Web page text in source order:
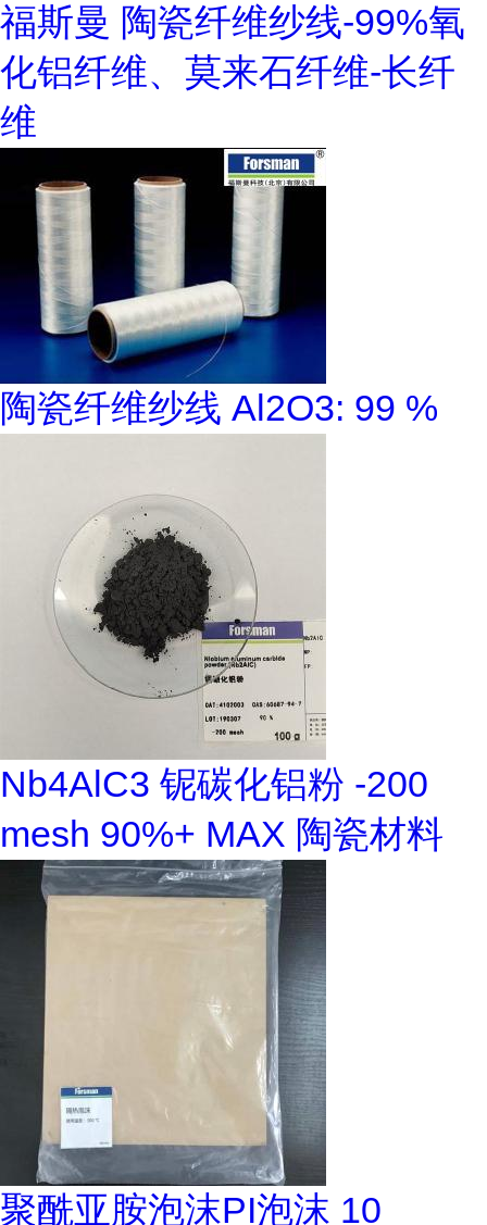
福斯曼 陶瓷纤维纱线-99%氧
化铝纤维、莫来石纤维-长纤
维
陶瓷纤维纱线 Al2O3: 99 %
Nb4AlC3 铌碳化铝粉 -200
mesh 90%+ MAX 陶瓷材料
聚酰亚胺泡沫PI泡沫 10